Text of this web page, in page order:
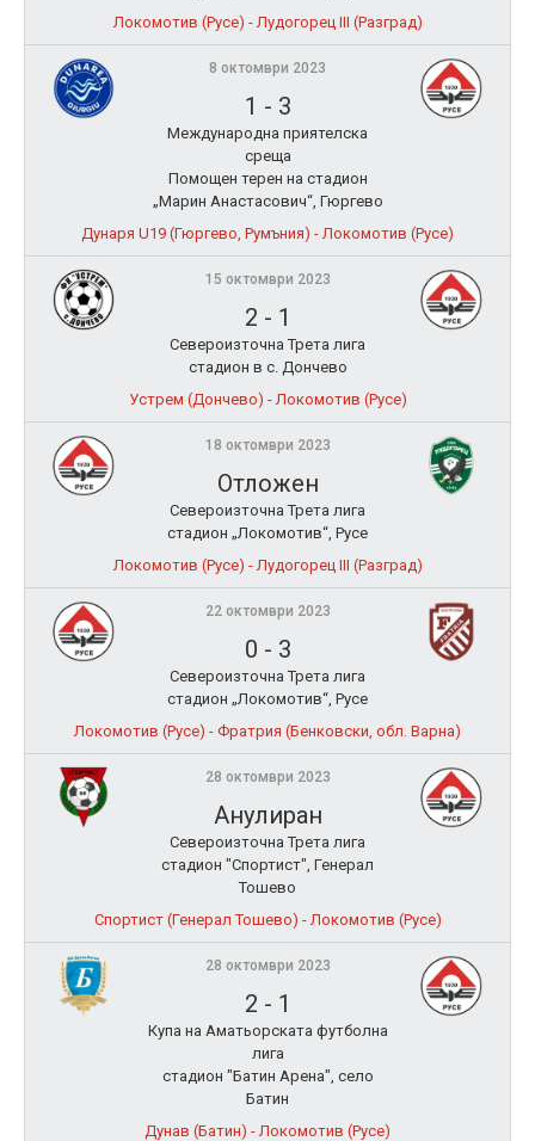
Локомотив (Русе) - Лудогорец III (Разград)
8 октомври 2023
1 - 3
Международна приятелска
среща
Помощен терен на стадион
„Марин Анастасович“, Гюргево
Дунаря U19 (Гюргево, Румъния) - Локомотив (Русе)
15 октомври 2023
2 - 1
Североизточна Трета лига
стадион в с. Дончево
Устрем (Дончево) - Локомотив (Русе)
18 октомври 2023
Отложен
Североизточна Трета лига
стадион „Локомотив“, Русе
Локомотив (Русе) - Лудогорец III (Разград)
22 октомври 2023
0 - 3
Североизточна Трета лига
стадион „Локомотив“, Русе
Локомотив (Русе) - Фратрия (Бенковски, обл. Варна)
28 октомври 2023
Анулиран
Североизточна Трета лига
стадион "Спортист", Генерал
Тошево
Спортист (Генерал Тошево) - Локомотив (Русе)
28 октомври 2023
2 - 1
Купа на Аматьорската футболна
лига
стадион "Батин Арена", село
Батин
Дунав (Батин) - Локомотив (Русе)